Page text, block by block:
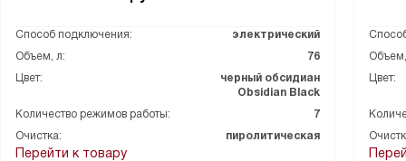
Способ подключения:
электрический
Объем, л:
76
Цвет:
черный обсидиан
Obsidian Black
Количество режимов работы:
7
Очистка:
пиролитическая
Перейти к товару
Цвет: